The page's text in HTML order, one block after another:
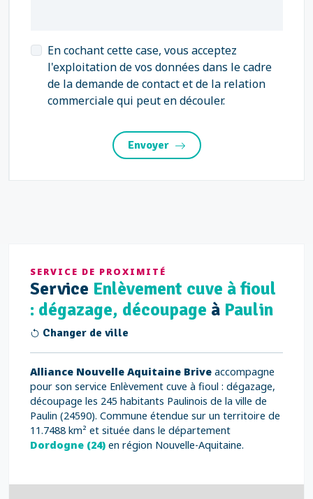
En cochant cette case, vous acceptez
l'exploitation de vos données dans le cadre
de la demande de contact et de la relation
commerciale qui peut en découler.
Envoyer
SERVICE DE PROXIMITÉ
Service Enlèvement cuve à fioul
: dégazage, découpage à Paulin
Changer de ville
Alliance Nouvelle Aquitaine Brive accompagne
pour son service Enlèvement cuve à fioul : dégazage,
découpage les 245 habitants Paulinois de la ville de
Paulin (24590). Commune étendue sur un territoire de
11.7488 km² et située dans le département
Dordogne (24) en région Nouvelle-Aquitaine.